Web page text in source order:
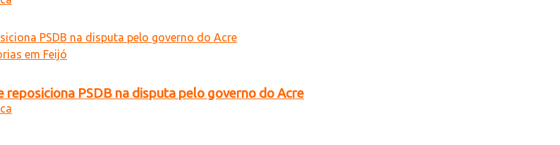
PSDB na disputa pelo governo do Acre